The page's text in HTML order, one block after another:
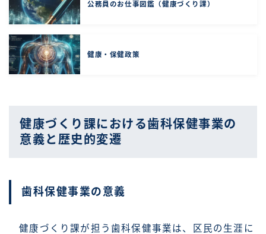
公務員のお仕事図鑑（健康づくり課）
健康・保健政策
健康づくり課における歯科保健事業の
意義と歴史的変遷
歯科保健事業の意義
健康づくり課が担う歯科保健事業は、区民の生涯に